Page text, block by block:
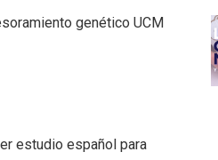
genético UCM
estudio español para